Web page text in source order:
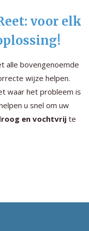
voor elk
alle bovengenoemde
wijze helpen.
waar het probleem is
u snel om uw
en vochtvrij te